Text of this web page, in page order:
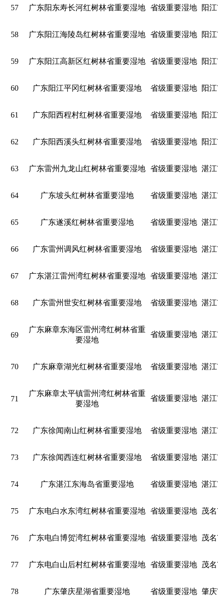
57 广东阳东寿长河红树林省重要湿地 省级重要湿地 阳
58 广东阳江海陵岛红树林省重要湿地 省级重要湿地 阳
59 广东阳江高新区红树林省重要湿地 省级重要湿地 阳
60 广东阳江平冈红树林省重要湿地 省级重要湿地 阳
61 广东阳西程村红树林省重要湿地 省级重要湿地 阳
62 广东阳西溪头红树林省重要湿地 省级重要湿地 阳
63 广东雷州九龙山红树林省重要湿地 省级重要湿地 湛
64 广东坡头红树林省重要湿地 省级重要湿地 湛
65 广东遂溪红树林省重要湿地 省级重要湿地 湛
66 广东雷州调风红树林省重要湿地 省级重要湿地 湛
67 广东湛江雷州湾红树林省重要湿地 省级重要湿地 湛
68 广东雷州世安红树林省重要湿地 省级重要湿地 湛
69
广东麻章东海区雷州湾红树林省重
要湿地
省级重要湿地 湛
70 广东麻章湖光红树林省重要湿地 省级重要湿地 湛
71
广东麻章太平镇雷州湾红树林省重
要湿地
省级重要湿地 湛
72 广东徐闻南山红树林省重要湿地 省级重要湿地 湛
73 广东徐闻西连红树林省重要湿地 省级重要湿地 湛
74 广东湛江东海岛省重要湿地 省级重要湿地 湛
75 广东电白水东湾红树林省重要湿地 省级重要湿地 茂
76 广东电白博贺湾红树林省重要湿地 省级重要湿地 茂
77 广东电白山后村红树林省重要湿地 省级重要湿地 茂
78 广东肇庆星湖省重要湿地 省级重要湿地 肇